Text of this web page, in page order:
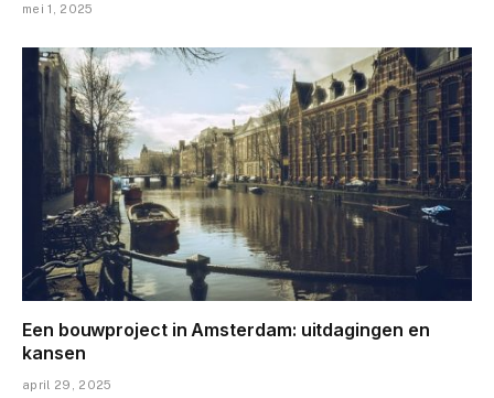
mei 1, 2025
Een bouwproject in Amsterdam: uitdagingen en
kansen
april 29, 2025